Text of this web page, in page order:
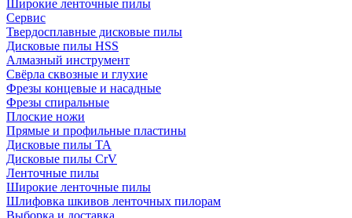
Широкие ленточные пилы
Сервис
Твердосплавные дисковые пилы
Дисковые пилы HSS
Алмазный инструмент
Свёрла сквозные и глухие
Фрезы концевые и насадные
Фрезы спиральные
Плоские ножи
Прямые и профильные пластины
Дисковые пилы TA
Дисковые пилы CrV
Ленточные пилы
Широкие ленточные пилы
Шлифовка шкивов ленточных пилорам
Выборка и доставка